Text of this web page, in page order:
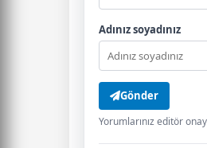
Adınız soyadınız
Gönder
Yorumlarınız editör